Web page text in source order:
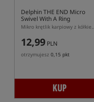
Delphin THE END Micro
Swivel With A Ring
Mikro krętlik karpiowy z
12,99 PLN
otrzymujesz 0,15 pkt
KUP